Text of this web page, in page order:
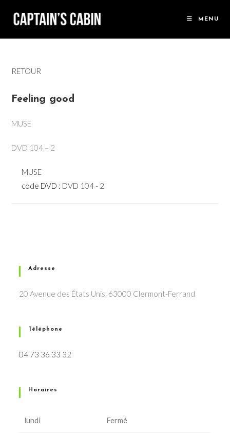
MENU
RETOUR
Feeling good
MUSE
DVD 104 – 2
MUSE
code DVD : DVD 104 - 2
Adresse
20 Avenue des États Unis, 63000 Clermont-Ferrand
Téléphone
04 73 36 33 32
Horaires
lundi Fermé